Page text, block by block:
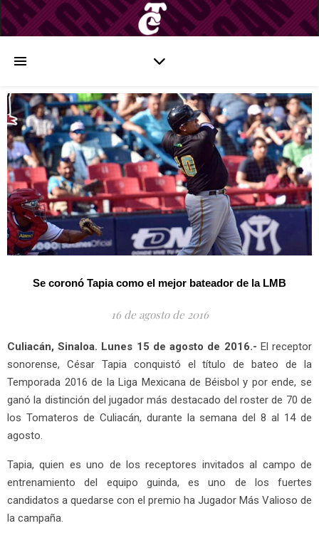
Se coronó Tapia como el mejor bateador de la LMB
16 de agosto de 2016
Culiacán, Sinaloa. Lunes 15 de agosto de 2016.- El receptor
sonorense, César Tapia conquistó el título de bateo de la
Temporada 2016 de la Liga Mexicana de Béisbol y por ende, se
ganó la distinción del jugador más destacado del roster de 70 de
los Tomateros de Culiacán, durante la semana del 8 al 14 de
agosto.
Tapia, quien es uno de los receptores invitados al campo de
entrenamiento del equipo guinda, es uno de los fuertes
candidatos a quedarse con el premio ha Jugador Más Valioso de
la campaña.